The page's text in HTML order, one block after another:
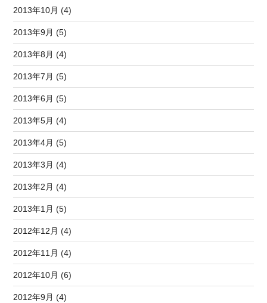
2013年10月 (4)
2013年9月 (5)
2013年8月 (4)
2013年7月 (5)
2013年6月 (5)
2013年5月 (4)
2013年4月 (5)
2013年3月 (4)
2013年2月 (4)
2013年1月 (5)
2012年12月 (4)
2012年11月 (4)
2012年10月 (6)
2012年9月 (4)